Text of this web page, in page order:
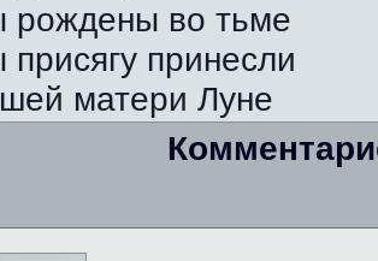
рождены во тьме
принесли
матери Луне